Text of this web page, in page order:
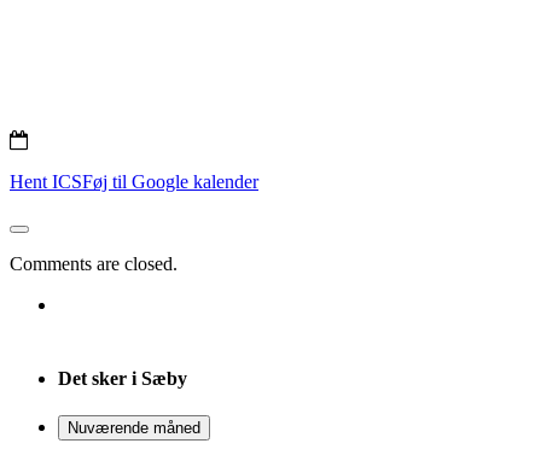
Hent ICSFøj til Google kalender
Comments are closed.
Det sker i Sæby
Nuværende måned